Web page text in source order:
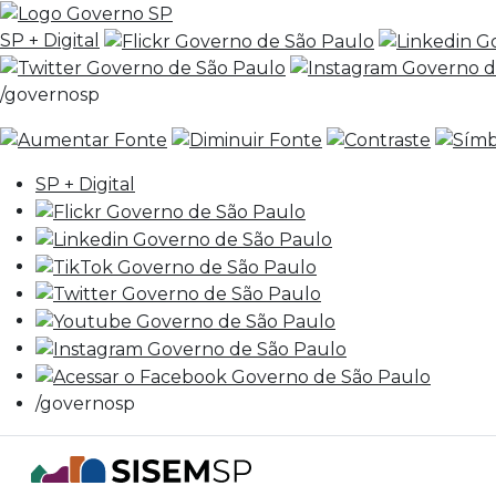
SP + Digital
/governosp
SP + Digital
/governosp